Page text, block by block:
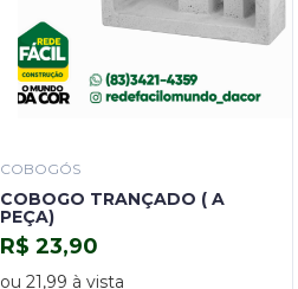
COBOGÓS
COBOGO TRANÇADO ( A
PEÇA)
R$ 23,90
ou 21,99 à vistaCOMPRAR